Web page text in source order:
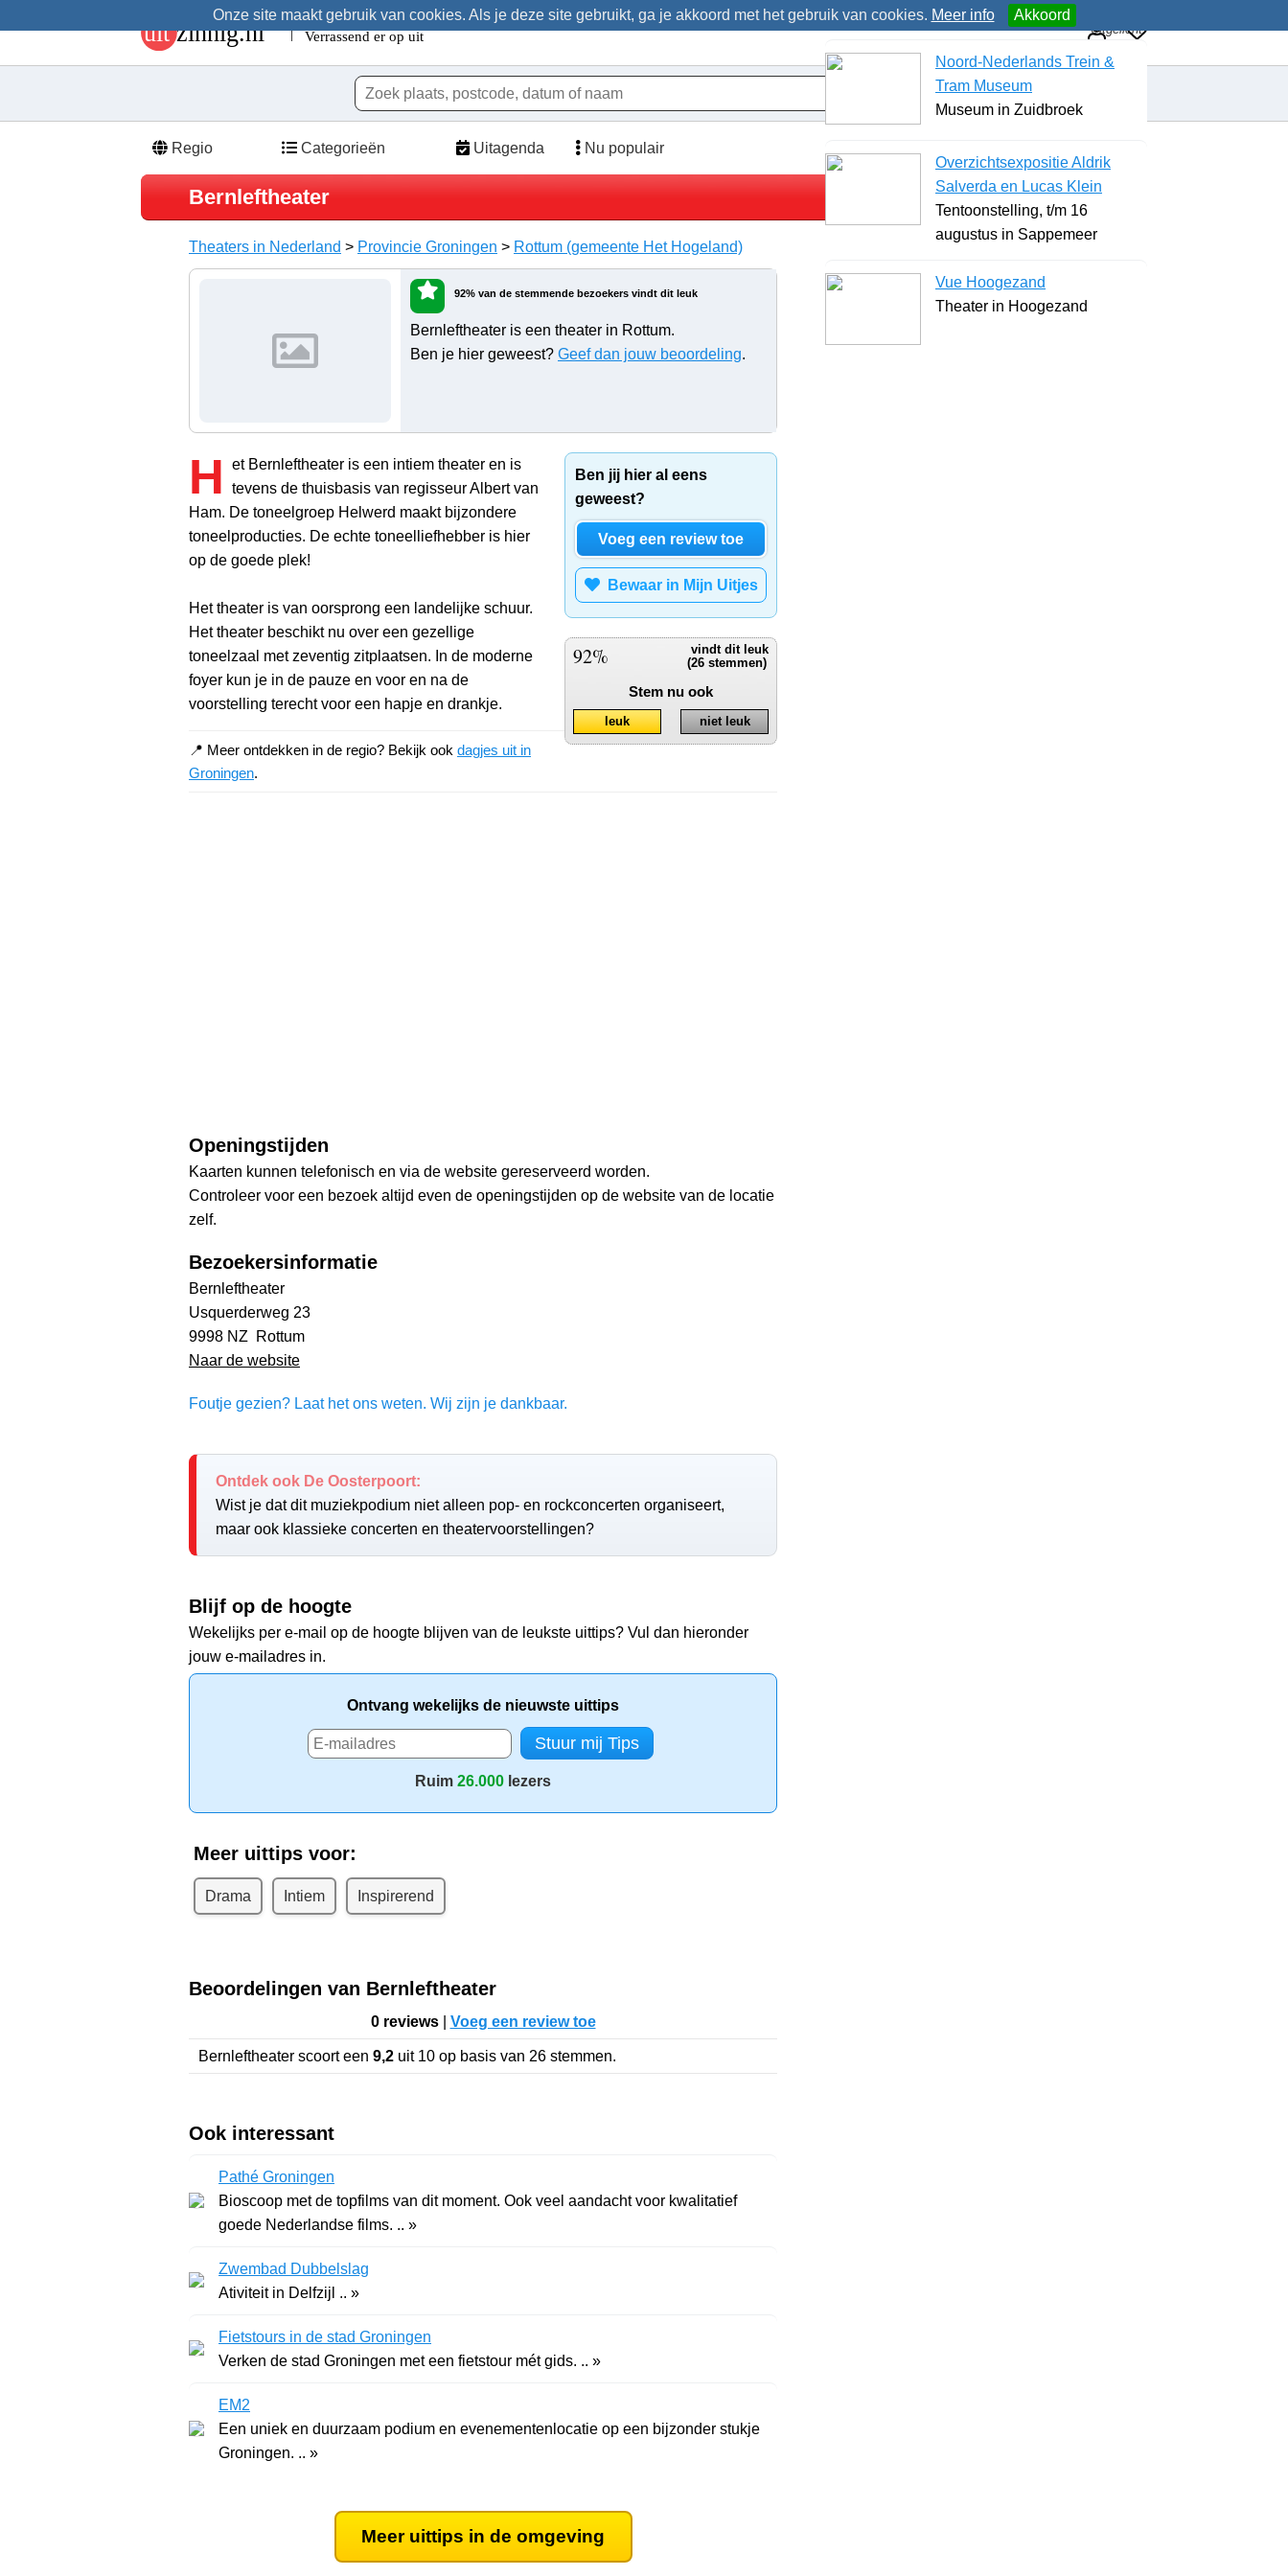
Onze site maakt gebruik van cookies. Als je deze site gebruikt, ga je akkoord met het gebruik van cookies. Meer info Akkoord
Regio Categorieën Uitagenda Nu populair
Bernleftheater
Theaters in Nederland > Provincie Groningen > Rottum (gemeente Het Hogeland)
92% van de stemmende bezoekers vindt dit leuk
Bernleftheater is een theater in Rottum.
Ben je hier geweest? Geef dan jouw beoordeling.
Ben jij hier al eens
geweest?
Voeg een review toe
Bewaar in Mijn Uitjes
vindt dit leuk
(26 stemmen)
92%
Stem nu ook
leuk niet leuk
H
et Bernleftheater is een intiem theater en is
tevens de thuisbasis van regisseur Albert van
Ham. De toneelgroep Helwerd maakt bijzondere
toneelproducties. De echte toneelliefhebber is hier
op de goede plek!
Het theater is van oorsprong een landelijke schuur.
Het theater beschikt nu over een gezellige
toneelzaal met zeventig zitplaatsen. In de moderne
foyer kun je in de pauze en voor en na de
voorstelling terecht voor een hapje en drankje.
📍 Meer ontdekken in de regio? Bekijk ook dagjes uit in
Groningen.
Openingstijden
Kaarten kunnen telefonisch en via de website gereserveerd worden.
Controleer voor een bezoek altijd even de openingstijden op de website van de locatie
zelf.
Bezoekersinformatie
Bernleftheater
Usquerderweg 23
9998 NZ Rottum
Naar de website
Foutje gezien? Laat het ons weten. Wij zijn je dankbaar.
Ontdek ook De Oosterpoort:
Wist je dat dit muziekpodium niet alleen pop- en rockconcerten organiseert,
maar ook klassieke concerten en theatervoorstellingen?
Blijf op de hoogte
Wekelijks per e-mail op de hoogte blijven van de leukste uittips? Vul dan hieronder
jouw e-mailadres in.
Ontvang wekelijks de nieuwste uittips
Ruim 26.000 lezers
Meer uittips voor:
Drama Intiem Inspirerend
Beoordelingen van Bernleftheater
0 reviews| Voeg een review toe
Bernleftheater scoort een 9,2 uit 10 op basis van 26 stemmen.
Ook interessant
Pathé Groningen
Bioscoop met de topfilms van dit moment. Ook veel aandacht voor kwalitatief
goede Nederlandse films. .. »
Zwembad Dubbelslag
Ativiteit in Delfzijl .. »
Fietstours in de stad Groningen
Verken de stad Groningen met een fietstour mét gids. .. »
EM2
Een uniek en duurzaam podium en evenementenlocatie op een bijzonder stukje
Groningen. .. »
Meer uittips in de omgeving
Uitgelicht
Noord-Nederlands Trein &
Tram Museum
Museum in Zuidbroek
Overzichtsexpositie Aldrik
Salverda en Lucas Klein
Tentoonstelling, t/m 16
augustus in Sappemeer
Vue Hoogezand
Theater in Hoogezand